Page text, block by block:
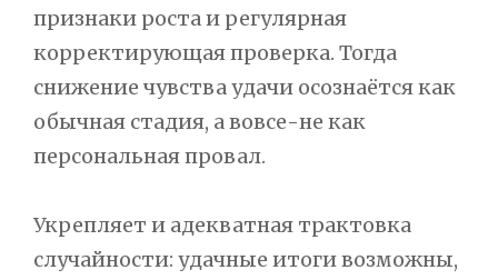
признаки роста и регулярная
корректирующая проверка. Тогда
снижение чувства удачи осознаётся как
обычная стадия, а вовсе-не как
персональная провал.
Укрепляет и адекватная трактовка
случайности: удачные итоги возможны,